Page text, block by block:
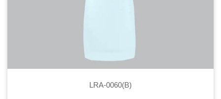
LRA-0060(B)